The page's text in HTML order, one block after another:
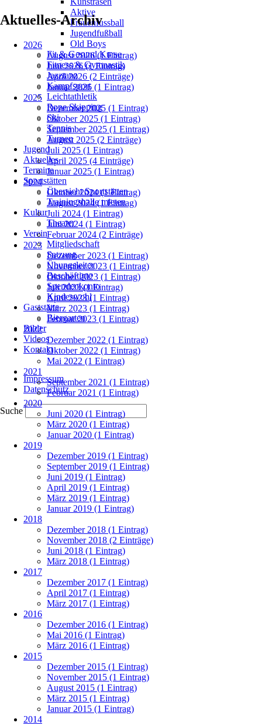
Aktive
Frauenfussball
Jugendfußball
Old Boys
Fit & Gesund Kurse
Fitness & Gymnastik
Jazztanz
Kampfsport
Leichtathletik
Rope Skipping
Ski
Tennis
Turnen
Jugend
Aktuelles
Termine
Sportstätten
Übersicht Sportstätten
Trainingshalle mieten
Kultur
Theater
Verein
Mitgliedschaft
Satzung
Übungsleiter
Beschäftigte
Spendenkonto
Kindeswohl
Gaststätte
Biergarten
Bilder
Videos
Kontakt
Navigation
überspringen
Impressum
Datenschutz
Suche
Aktuelles-Archiv
2026
August 2026 (1 Eintrag)
Juni 2026 (1 Eintrag)
April 2026 (2 Einträge)
Januar 2026 (1 Eintrag)
2025
Dezember 2025 (1 Eintrag)
Oktober 2025 (1 Eintrag)
September 2025 (1 Eintrag)
August 2025 (2 Einträge)
Juli 2025 (1 Eintrag)
April 2025 (4 Einträge)
Januar 2025 (1 Eintrag)
2024
Oktober 2024 (1 Eintrag)
August 2024 (1 Eintrag)
Juli 2024 (1 Eintrag)
Juni 2024 (1 Eintrag)
Februar 2024 (2 Einträge)
2023
Dezember 2023 (1 Eintrag)
November 2023 (1 Eintrag)
Oktober 2023 (1 Eintrag)
Juli 2023 (1 Eintrag)
April 2023 (1 Eintrag)
März 2023 (1 Eintrag)
Februar 2023 (1 Eintrag)
2022
Dezember 2022 (1 Eintrag)
Oktober 2022 (1 Eintrag)
Mai 2022 (1 Eintrag)
2021
September 2021 (1 Eintrag)
Februar 2021 (1 Eintrag)
2020
Juni 2020 (1 Eintrag)
März 2020 (1 Eintrag)
Januar 2020 (1 Eintrag)
2019
Dezember 2019 (1 Eintrag)
September 2019 (1 Eintrag)
Juni 2019 (1 Eintrag)
April 2019 (1 Eintrag)
März 2019 (1 Eintrag)
Januar 2019 (1 Eintrag)
2018
Dezember 2018 (1 Eintrag)
November 2018 (2 Einträge)
Juni 2018 (1 Eintrag)
März 2018 (1 Eintrag)
2017
Dezember 2017 (1 Eintrag)
April 2017 (1 Eintrag)
März 2017 (1 Eintrag)
2016
Dezember 2016 (1 Eintrag)
Mai 2016 (1 Eintrag)
März 2016 (1 Eintrag)
2015
Dezember 2015 (1 Eintrag)
November 2015 (1 Eintrag)
August 2015 (1 Eintrag)
März 2015 (1 Eintrag)
Januar 2015 (1 Eintrag)
2014